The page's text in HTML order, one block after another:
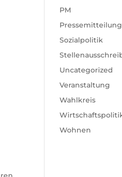
PM
Pressemitteilung
Sozialpolitik
Uncategorized
Veranstaltung
Wahlkreis
Wohnen